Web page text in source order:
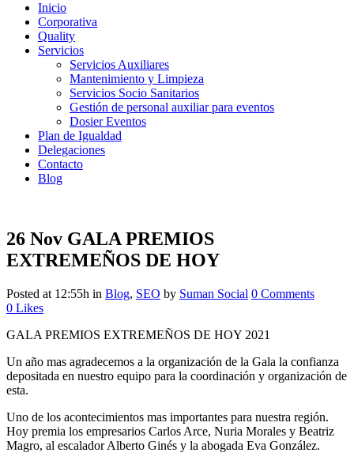
Inicio
Corporativa
Quality
Servicios
Servicios Auxiliares
Mantenimiento y Limpieza
Servicios Socio Sanitarios
Gestión de personal auxiliar para eventos
Dosier Eventos
Plan de Igualdad
Delegaciones
Contacto
Blog
26 Nov GALA PREMIOS
EXTREMEÑOS DE HOY
Posted at 12:55h in Blog, SEO by Suman Social 0 Comments
0 Likes
GALA PREMIOS EXTREMEÑOS DE HOY 2021
Un año mas agradecemos a la organización de la Gala la confianza
depositada en nuestro equipo para la coordinación y organización de
esta.
Uno de los acontecimientos mas importantes para nuestra región.
Hoy premia los empresarios Carlos Arce, Nuria Morales y Beatriz
Magro, al escalador Alberto Ginés y la abogada Eva González.